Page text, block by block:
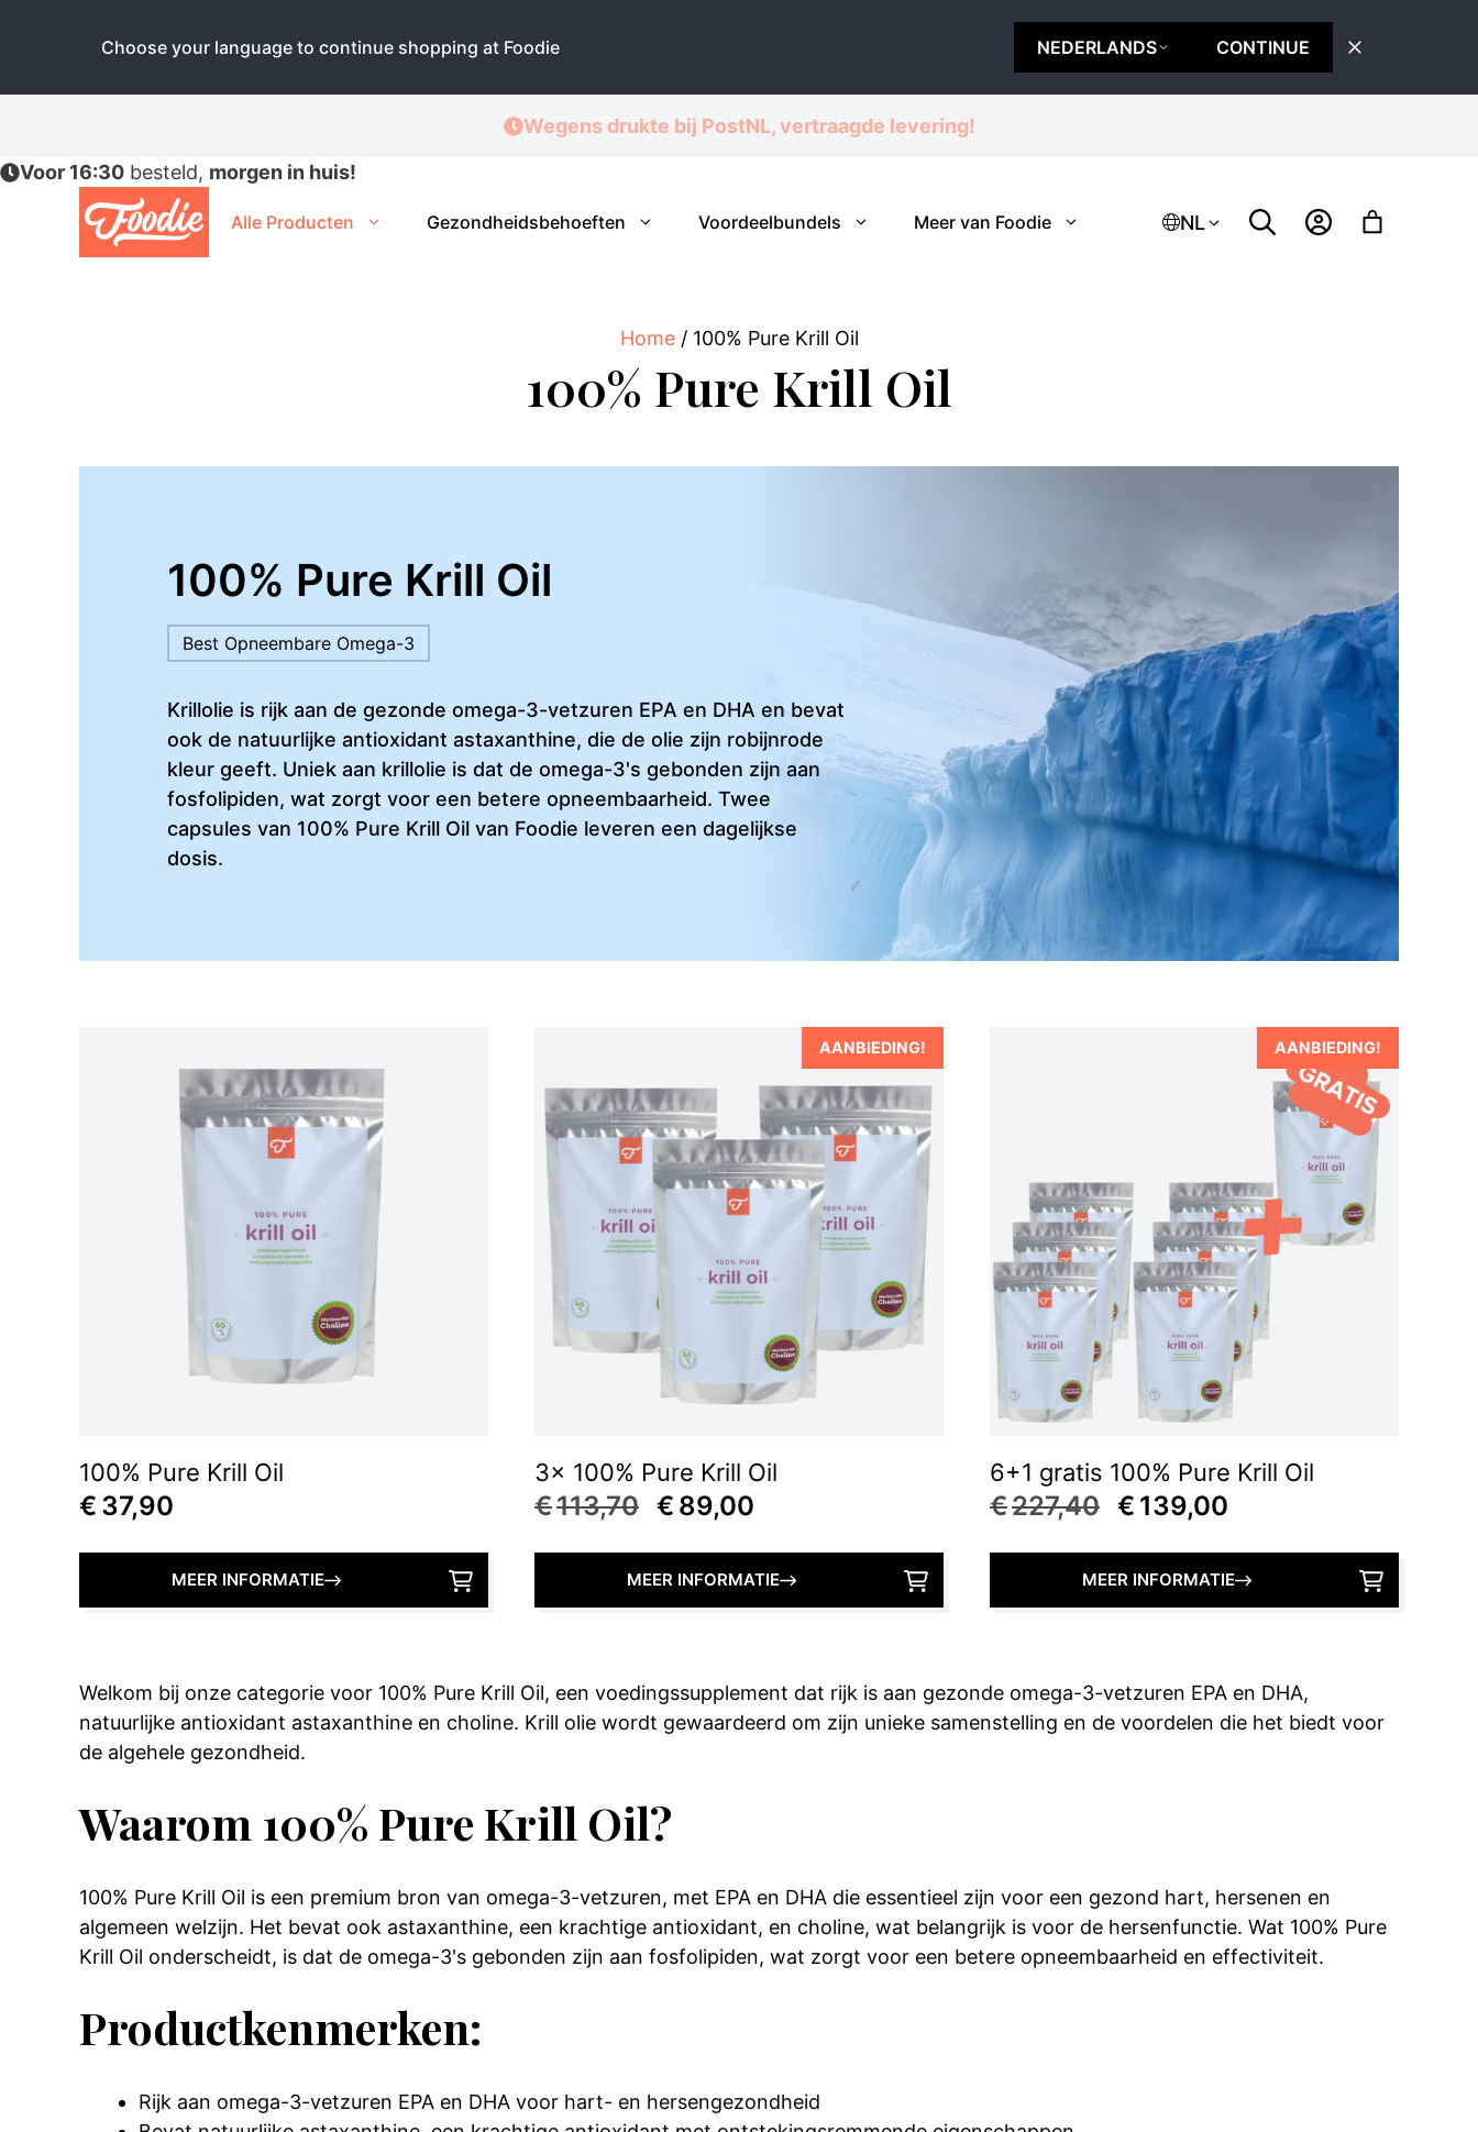
Choose your language to continue shopping at Foodie NEDERLANDS CONTINUE
de
Wegens drukte bij PostNL, vertraagde levering!
Voor 16:30 besteld, morgen in huis!
Alle Producten Gezondheidsbehoeften Voordeelbundels Meer van Foodie NL
Home/ 100% Pure Krill Oil
100% Pure Krill Oil
100% Pure Krill Oil
Best Opneembare Omega-3
Krillolie is rijk aan de gezonde omega-3-vetzuren EPA en DHA en bevat
ook de natuurlijke antioxidant astaxanthine, die de olie zijn robijnrode
kleur geeft. Uniek aan krillolie is dat de omega-3's gebonden zijn aan
fosfolipiden, wat zorgt voor een betere opneembaarheid. Twee
capsules van 100% Pure Krill Oil van Foodie leveren een dagelijkse
dosis.
100% Pure Krill Oil
€ 37,90
MEER INFORMATIE
AANBIEDING!
3x 100% Pure Krill Oil
€113,70 Oorspronkelijke
prijs
was:
€ 89,00
prijs
is:
MEER INFORMATIE
AANBIEDING!
6+1 gratis 100% Pure Krill Oil
€227,40 Oorspronkelijke
prijs
was:
€ 139,00
prijs
is:
MEER INFORMATIE
Welkom bij onze categorie voor 100% Pure Krill Oil, een voedingssupplement dat rijk is aan gezonde omega-3-vetzuren EPA en DHA,
natuurlijke antioxidant astaxanthine en choline. Krill olie wordt gewaardeerd om zijn unieke samenstelling en de voordelen die het biedt voor
de algehele gezondheid.
Waarom 100% Pure Krill Oil?
100% Pure Krill Oil is een premium bron van omega-3-vetzuren, met EPA en DHA die essentieel zijn voor een gezond hart, hersenen en
algemeen welzijn. Het bevat ook astaxanthine, een krachtige antioxidant, en choline, wat belangrijk is voor de hersenfunctie. Wat 100% Pure
Krill Oil onderscheidt, is dat de omega-3's gebonden zijn aan fosfolipiden, wat zorgt voor een betere opneembaarheid en effectiviteit.
Productkenmerken:
Rijk aan omega-3-vetzuren EPA en DHA voor hart- en hersengezondheid